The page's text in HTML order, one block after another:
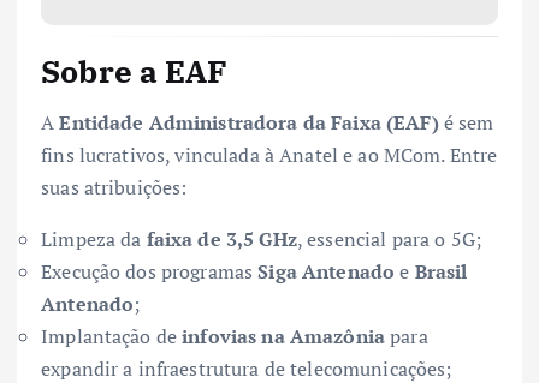
Sobre a EAF
AEntidade Administradora da Faixa (EAF)é sem
fins lucrativos, vinculada à Anatel e ao MCom. Entre
suas atribuições:
Limpeza da faixa de 3,5 GHz, essencial para o 5G;
Execução dos programasSiga Antenado e Brasil
Antenado;
Implantação deinfovias na Amazôniapara
expandir a infraestrutura de telecomunicações;